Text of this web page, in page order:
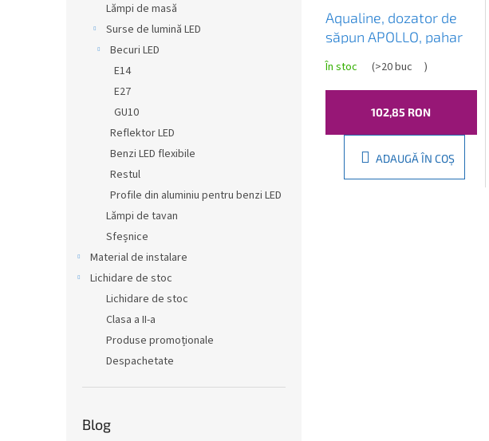
Lămpi de masă
Surse de lumină LED
Becuri LED
E14
E27
GU10
Reflektor LED
Benzi LED flexibile
Restul
Profile din aluminiu pentru benzi LED
Lămpi de tavan
Sfeșnice
Material de instalare
Lichidare de stoc
Lichidare de stoc
Clasa a II-a
Produse promoționale
Despachetate
Blog
Aqualine, dozator de
săpun APOLLO, pahar
În stoc (>20 buc )
102,85 RON
ADAUGĂ ÎN COŞ